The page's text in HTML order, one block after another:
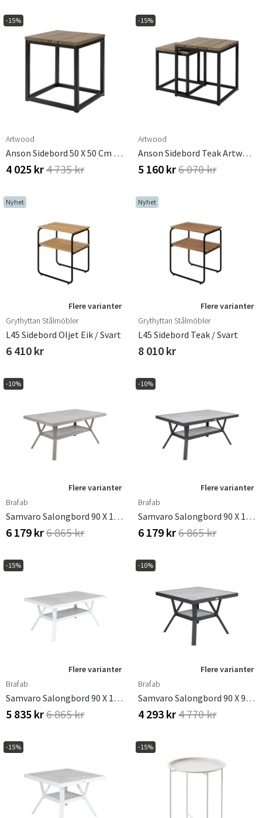
-15%
Artwood
Anson Sidebord 50 X 50 Cm Teak Artwood
4 025 kr4 735 kr
-15%
Artwood
Anson Sidebord Teak Artwood
5 160 kr6 070 kr
Nyhet
Flere varianter
Grythyttan Stålmöbler
L45 Sidebord Oljet Eik / Svart
6 410 kr
Nyhet
Flere varianter
Grythyttan Stålmöbler
L45 Sidebord Teak / Svart
8 010 kr
-10%
Flere varianter
Brafab
Samvaro Salongbord 90 X 140 Cm Kaki Brafab
6 179 kr6 865 kr
-10%
Flere varianter
Brafab
Samvaro Salongbord 90 X 140 Cm Antrasitt/grå Brafab
6 179 kr6 865 kr
-15%
Flere varianter
Brafab
Samvaro Salongbord 90 X 140 Cm Hvit/grå Brafab
5 835 kr6 865 kr
-10%
Flere varianter
Brafab
Samvaro Salongbord 90 X 90 Cm Antrasitt Brafab
4 293 kr4 770 kr
-15% -15%